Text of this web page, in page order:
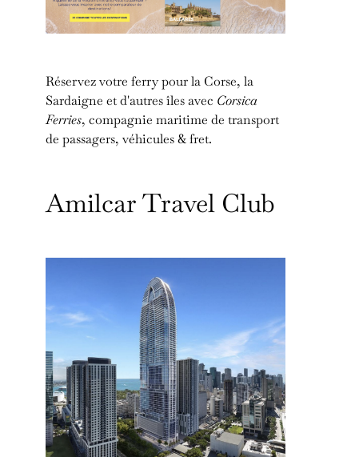
Réservez votre ferry pour la Corse, la
Sardaigne et d'autres îles avec Corsica
Ferries, compagnie maritime de transport
de passagers, véhicules & fret.
Amilcar Travel Club